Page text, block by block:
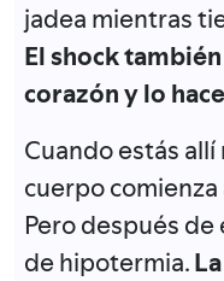
jadea mientras
El shock
corazón y lo
Cuando estás
cuerpo
Pero después
de hipotermia.